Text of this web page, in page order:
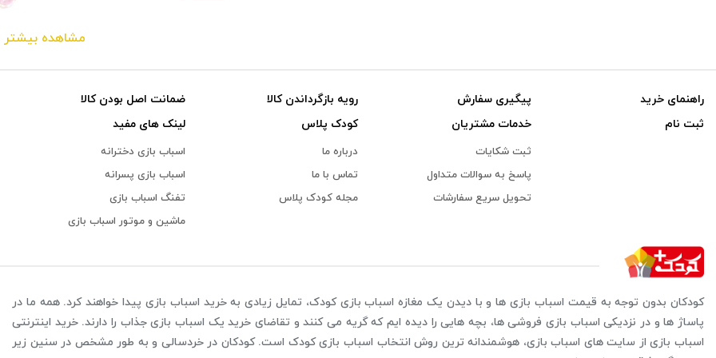
محصولاتی که ما در کودک پلاس عرضه می کنیم، همگی با استفاده از مواد
بالایی دارند. اگر شما نیز دغدغه سلامت جسمی و فیزیکی دختر یا پسر خود را
معمولا برای استفاده در محیط خارج از خانه ساخته می شوند، اما برخی از آن ها
مشاهده بیشتر
راهنمای خرید پیگیری سفارش رویه بازگرداندن کالا
ضمانت اصل بودن کالا
ثبت نام
خدمات مشتریان
ثبت شکایات
پاسخ به سوالات متداول
تحویل سریع سفارشات
کودک پلاس
درباره ما
تماس با ما
مجله کودک پلاس
لینک های مفید
اسباب بازی دخترانه
اسباب بازی پسرانه
تفنگ اسباب بازی
ماشین و موتور اسباب بازی
کودکان بدون توجه به قیمت اسباب بازی ها و با دیدن یک مغازه اسباب بازی کودک، تمایل زیادی به خرید اسباب بازی پیدا خواهند کرد. همه ما در
پاساژ ها و در نزدیکی اسباب بازی فروشی ها، بچه هایی را دیده ایم که گریه می کنند و تقاضای خرید یک اسباب بازی جذاب را دارند. خرید اینترنتی
اسباب بازی از سایت های اسباب بازی، هوشمندانه ترین روش انتخاب اسباب بازی کودک است. کودکان در خردسالی و به طور مشخص در سنین زیر